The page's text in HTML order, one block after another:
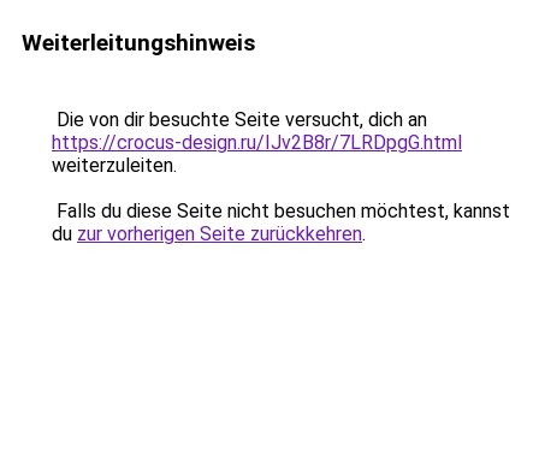
Weiterleitungshinweis
Die von dir besuchte Seite versucht, dich an
https://crocus-design.ru/IJv2B8r/7LRDpgG.html
weiterzuleiten.
Falls du diese Seite nicht besuchen möchtest, kannst
du zur vorherigen Seite zurückkehren.